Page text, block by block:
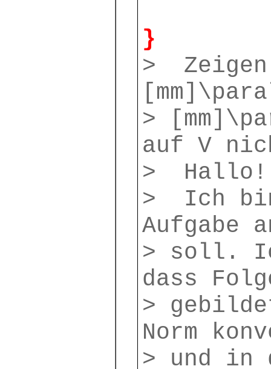
}
> Zeigen
>
auf V
> Hallo!
> Ich
Aufgabe
> soll.
dass
>
Norm
> und in